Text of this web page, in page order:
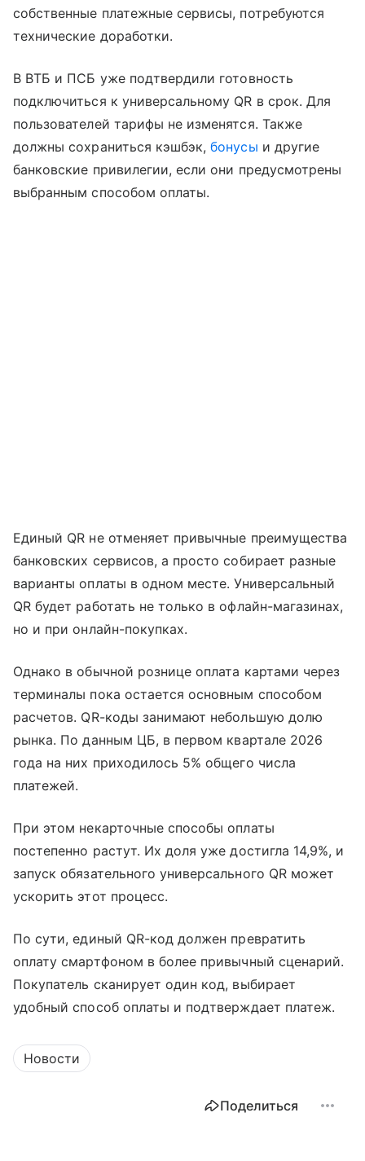
собственные платежные сервисы, потребуются
технические доработки.
В ВТБ и ПСБ уже подтвердили готовность
подключиться к универсальному QR в срок. Для
пользователей тарифы не изменятся. Также
должны сохраниться кэшбэк,бонусы и другие
банковские привилегии, если они предусмотрены
выбранным способом оплаты.
Единый QR не отменяет привычные преимущества
банковских сервисов, а просто собирает разные
варианты оплаты в одном месте. Универсальный
QR будет работать не только в офлайн-магазинах,
но и при онлайн-покупках.
Однако в обычной рознице оплата картами через
терминалы пока остается основным способом
расчетов. QR-коды занимают небольшую долю
рынка. По данным ЦБ, в первом квартале 2026
года на них приходилось 5% общего числа
платежей.
При этом некарточные способы оплаты
постепенно растут. Их доля уже достигла 14,9%, и
запуск обязательного универсального QR может
ускорить этот процесс.
По сути, единый QR-код должен превратить
оплату смартфоном в более привычный сценарий.
Покупатель сканирует один код, выбирает
удобный способ оплаты и подтверждает платеж.
Новости
Поделиться